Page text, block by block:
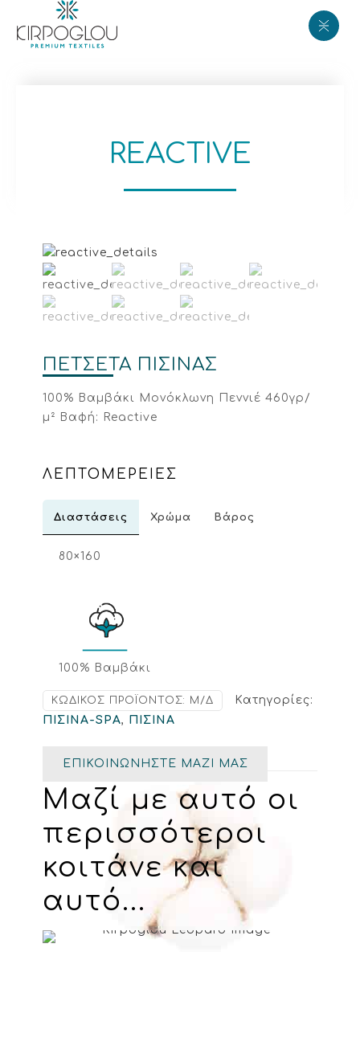
REACTIVE
ΠΕΤΣΕΤΑ ΠΙΣΙΝΑΣ
100% Βαμβάκι Μονόκλωνη Πεννιέ 460γρ/
μ² Βαφή: Reactive
ΛΕΠΤΟΜΕΡΕΙΕΣ
Διαστάσεις Χρώμα Βάρος
80×160
100% Βαμβάκι
ΚΩΔΙΚΌΣ ΠΡΟΪΌΝΤΟΣ: Μ/Δ
Κατηγορίες:
ΠΙΣΙΝΑ-SPA, ΠΙΣΙΝΑ
ΕΠΙΚΟΙΝΩΝΗΣΤΕ ΜΑΖΙ ΜΑΣ
Μαζί με αυτό οι
περισσότεροι
κοιτάνε και
αυτό...